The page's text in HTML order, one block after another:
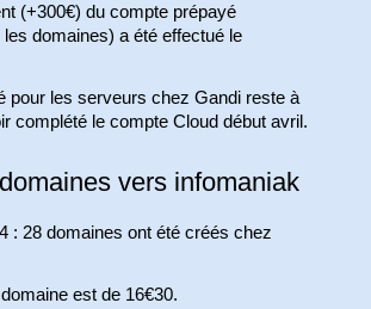
(+300€) du compte prépayé
les domaines) a été effectué le
pour les serveurs chez Gandi reste à
complété le compte Cloud début avril.
vers infomaniak
: 28 domaines ont été créés chez
est de 16€30.